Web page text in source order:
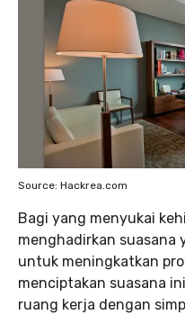
Source: Hackrea.com
Bagi yang menyukai
menghadirkan suasana
untuk meningkatkan
menciptakan suasana
ruang kerja dengan